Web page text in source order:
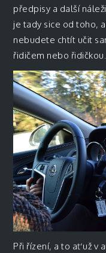
předpisy a další
je tady sice od toho,
nebudete chtít učit
řidičem nebo řidičkou.
Při řízení, a to ať už v